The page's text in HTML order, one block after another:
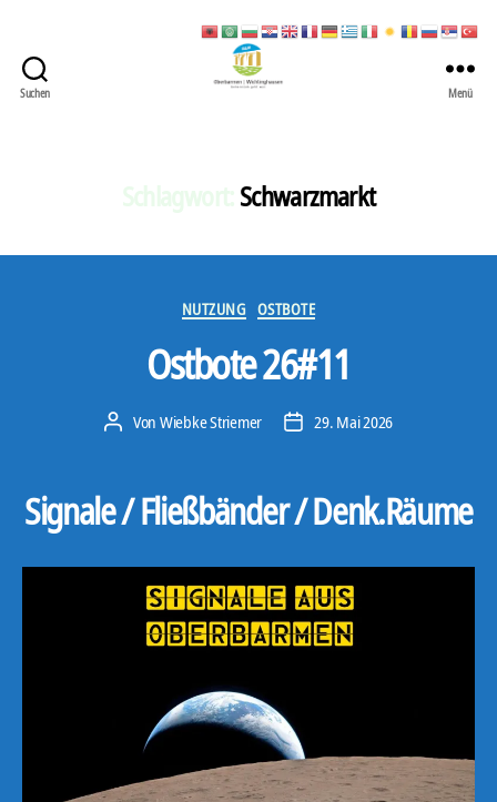
Suchen
Stadt
Menü
Schwarzmarkt
Kategorien
NUTZUNG OSTBOTE
Ostbote 26#11
Beitragsautor
Von Wiebke Striemer Veröffentlichungsdatum
29. Mai 2026
Signale / Fließbänder / Denk.Räume